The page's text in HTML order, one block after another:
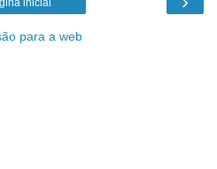
para a web